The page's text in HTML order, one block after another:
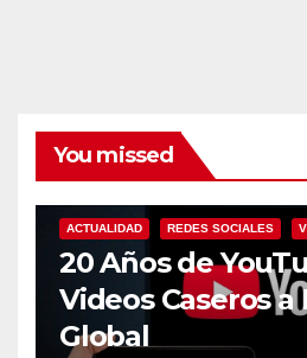
You missed
ACTUALIDAD REDES SOCIALES
20 Años de
Videos Caseros
Global